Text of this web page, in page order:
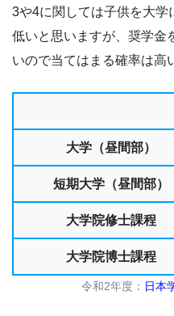
3や4に関しては子供を大学
低いと思いますが、奨学金
いので当てはまる確率は高
大学（昼間部）
短期大学（昼間部）
大学院修士課程
大学院博士課程
令和2年度： 日本